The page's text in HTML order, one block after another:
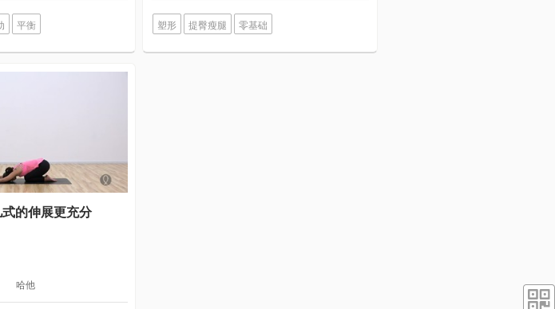
平衡 塑形 提臀瘦腿 零基础
的伸展更充分
哈他